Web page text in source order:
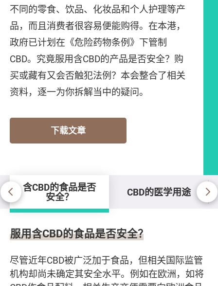
不同的零食、饮品、化妆品和个人护理等产
品，而且消费者很容易便能购得。在本港，
政府已计划在《危险药物条例》下管制
CBD。究竟服用含CBD的产品是否安全？购
买或藏有又会否触犯法例？本会整合了相关
资料，逐一为你拆解当中的疑问。
下载文章
含CBD的食品是否
安全？ CBD的医学用途
含CBD的食品是否安全？
服用含CBD的食品是否安全？
尽管近年CBD被广泛加于食品，但相关国际监管
机构却尚未确定其安全水平。例如在欧洲，如将